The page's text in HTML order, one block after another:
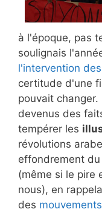
à l'époque, pas
soulignais
l'intervention
certitude d'une
pouvait
devenus des
tempérer les
révolutions
effondrement
(même si le pire
nous), en
des